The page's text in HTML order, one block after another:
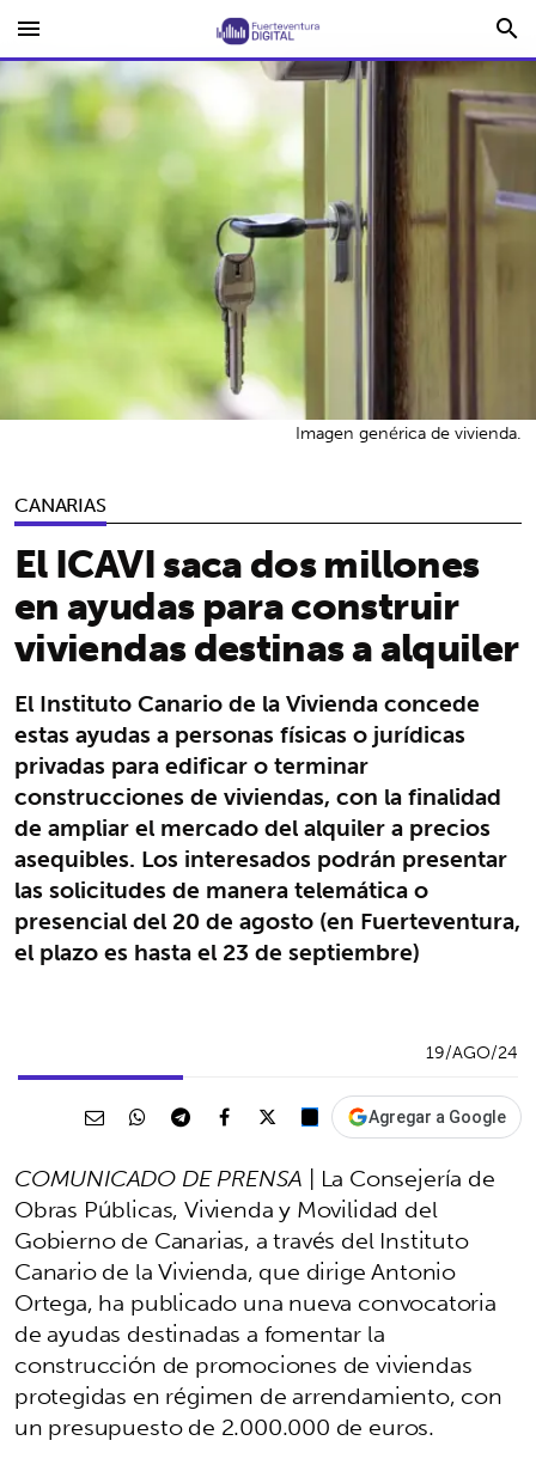
menu search
CANARIAS
El ICAVI saca dos millones
en ayudas para construir
viviendas destinas a alquiler
El Instituto Canario de la Vivienda concede
estas ayudas a personas físicas o jurídicas
privadas para edificar o terminar
construcciones de viviendas, con la finalidad
de ampliar el mercado del alquiler a precios
asequibles. Los interesados podrán presentar
las solicitudes de manera telemática o
presencial del 20 de agosto (en Fuerteventura,
el plazo es hasta el 23 de septiembre)
Imagen genérica de vivienda.
19/AGO/24
Agregar a Google
COMUNICADO DE PRENSA | La Consejería de
Obras Públicas, Vivienda y Movilidad del
Gobierno de Canarias, a través del Instituto
Canario de la Vivienda, que dirige Antonio
Ortega, ha publicado una nueva convocatoria
de ayudas destinadas a fomentar la
construcción de promociones de viviendas
protegidas en régimen de arrendamiento, con
un presupuesto de 2.000.000 de euros.